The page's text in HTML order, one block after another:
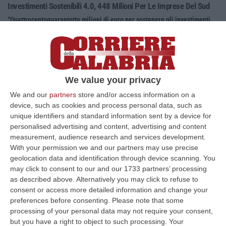
We value your privacy
We and our partners store and/or access information on a
device, such as cookies and process personal data, such as
unique identifiers and standard information sent by a device for
personalised advertising and content, advertising and content
measurement, audience research and services development.
With your permission we and our partners may use precise
geolocation data and identification through device scanning. You
may click to consent to our and our 1733 partners’ processing
as described above. Alternatively you may click to refuse to
consent or access more detailed information and change your
preferences before consenting. Please note that some
processing of your personal data may not require your consent,
but you have a right to object to such processing. Your
Investimenti Sostenibili 4.0, 448 Milioni Per Le Imprese Del Sud
“Quattrocentoquarantotto milioni di euro per sostenere gli investimenti
08 Agosto, 12:29
Elettricista Morto Folgorato A Calanna, Disposta L’autopsia:
Sequestrato Il Furgone Della Ditta
disposto l’autopsia sul corpo di Antonino Fabio Calabrò, l’elettricista d…
08 Agosto, 12:09
Cresce L’attesa Per La XXV Festa Nazionale Dello Stocco Di
Cittanova
“CITTANOVA E’ già iniziato il conto alla rovescia in vista della XXV Festa
Nazionale dello Stocco di Cittanova. Il celebre evento dell’estat…
08 Agosto, 11:40
Vinitaly A Reggio Calabria, Cisl E Fai Cisl: «Occasione Di Grande
Rilievo Per Il Territorio»